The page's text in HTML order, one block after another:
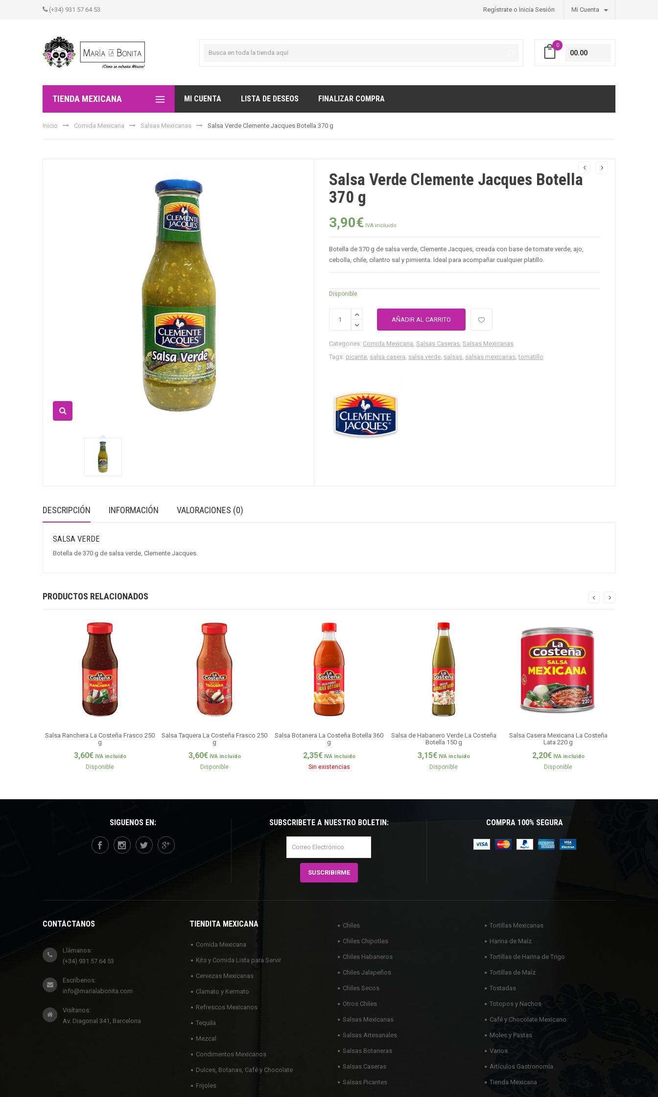
(+34) 931 57 64 53 Regístrate o Inicia Sesión Mi Cuenta
0
00.00
TIENDA MEXICANA MI CUENTA LISTA DE DESEOS FINALIZAR COMPRA
Inicio Comida Mexicana Salsas Mexicanas Salsa Verde Clemente Jacques Botella 370 g
Salsa Verde Clemente Jacques Botella
370 g
3,90€ IVA incluido
Botella de 370 g de salsa verde, Clemente Jacques, creada con base de tomate verde, ajo,
cebolla, chile, cilantro sal y pimienta. Ideal para acompañar cualquier platillo.
Disponible
AÑADIR AL CARRITO
Categories: Comida Mexicana, Salsas Caseras, Salsas Mexicanas
Tags: picante, salsa casera, salsa verde, salsas, salsas mexicanas,tomatillo
DESCRIPCIÓN INFORMACIÓN VALORACIONES (0)
SALSA VERDE
Botella de 370 g de salsa verde, Clemente Jacques.
PRODUCTOS RELACIONADOS
Salsa Ranchera La Costeña Frasco 250
g
3,60€ IVA incluido
Disponible
Salsa Taquera La Costeña Frasco 250
g
3,60€ IVA incluido
Disponible
Salsa Botanera La Costeña Botella 360
g
2,35€ IVA incluido
Sin existencias
Salsa de Habanero Verde La Costeña
Botella 150 g
3,15€ IVA incluido
Disponible
Salsa Casera Mexicana La Costeña
Lata 220 g
2,20€ IVA incluido
Disponible
SÍGUENOS EN: SUBSCRÍBETE A NUESTRO BOLETÍN: COMPRA 100% SEGURA
CONTÁCTANOS
Llámanos:
(+34) 931 57 64 53
Escríbenos:
info@marialabonita.com
Visítanos:
Av. Diagonal 341, Barcelona
TIENDITA MEXICANA
Comida Mexicana
Kits y Comida Lista para Servir
Cervezas Mexicanas
Clamato y Kermato
Refrescos Mexicanos
Tequila
Mezcal
Condimentos Mexicanos
Dulces, Botanas, Café y Chocolate
Frijoles
Chiles
Chiles Chipotles
Chiles Habaneros
Chiles Jalapeños
Chiles Secos
Otros Chiles
Salsas Mexicanas
Salsas Artesanales
Salsas Botaneras
Salsas Caseras
Salsas Picantes
Tortillas Mexicanas
Harina de Maíz
Tortillas de Harina de Trigo
Tortillas de Maíz
Tostadas
Totopos y Nachos
Café y Chocolate Mexicano
Moles y Pastas
Varios
Artículos Gastronomía
Tienda Mexicana